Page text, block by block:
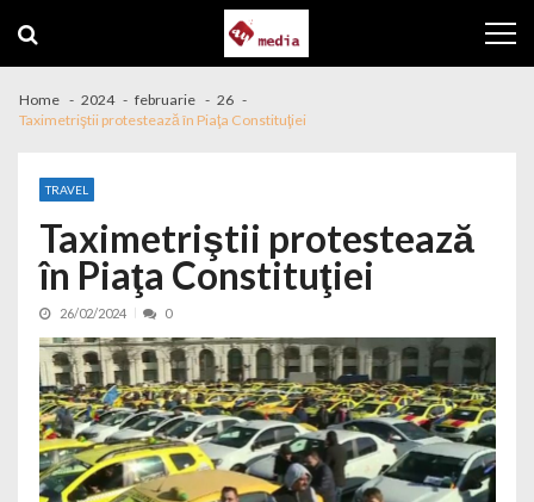
Home 2024 februarie
26
Taximetriştii protestează în Piaţa Constituţiei
TRAVEL
Taximetriştii protestează
în Piaţa Constituţiei
26/02/2024 0